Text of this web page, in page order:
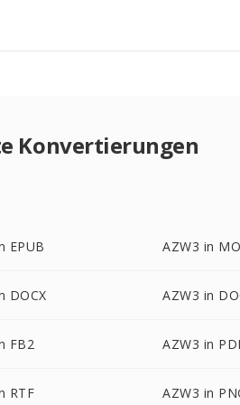
Konvertierungen
EPUB AZW3 in
DOCX AZW3 in
FB2 AZW3 in
RTF AZW3 in